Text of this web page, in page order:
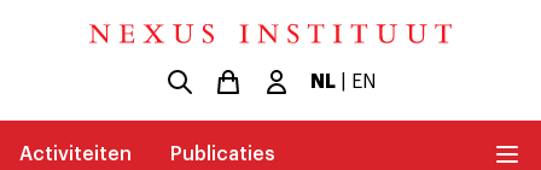
NL| EN
Activiteiten Publicaties